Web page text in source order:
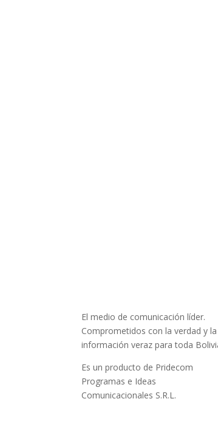
El medio de comunicación líder.
Comprometidos con la verdad y la
información veraz para toda
Es un producto de Pridecom
Programas e Ideas
Comunicacionales S.R.L.